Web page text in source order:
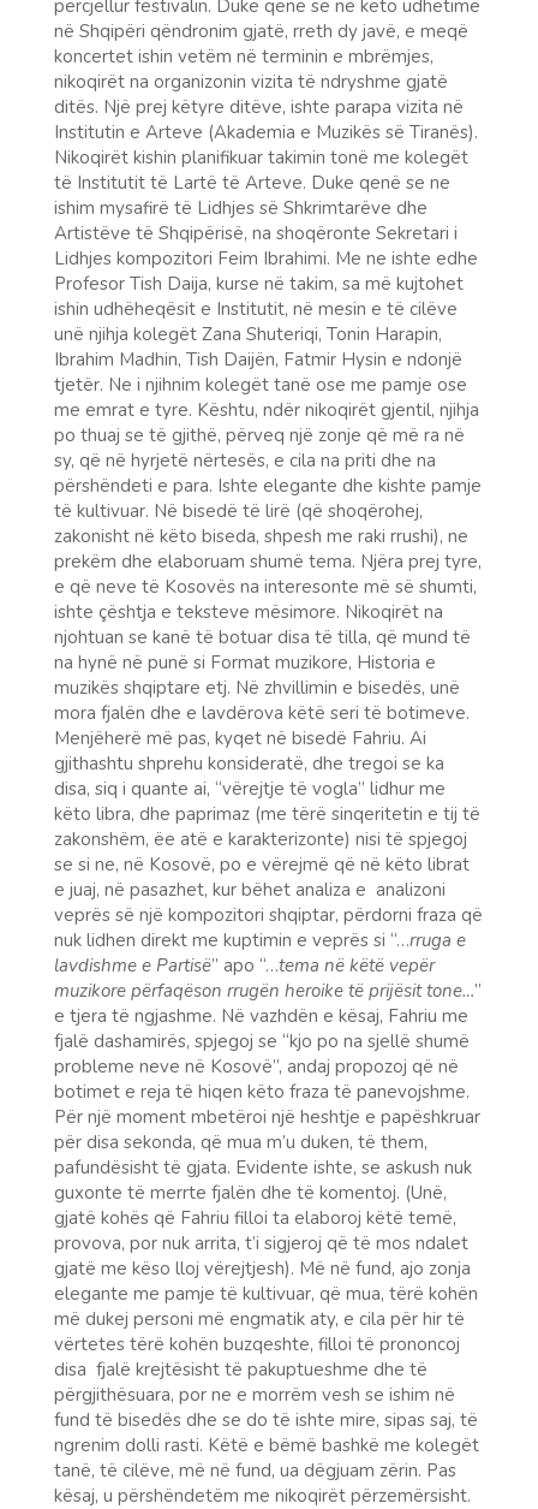
përcjellur festivalin. Duke qenë se në këto udhëtime
në Shqipëri qëndronim gjatë, rreth dy javë, e meqë
koncertet ishin vetëm në terminin e mbrëmjes,
nikoqirët na organizonin vizita të ndryshme gjatë
ditës. Një prej këtyre ditëve, ishte parapa vizita në
Institutin e Arteve (Akademia e Muzikës së Tiranës).
Nikoqirët kishin planifikuar takimin tonë me kolegët
të Institutit të Lartë të Arteve. Duke qenë se ne
ishim mysafirë të Lidhjes së Shkrimtarëve dhe
Artistëve të Shqipërisë, na shoqëronte Sekretari i
Lidhjes kompozitori Feim Ibrahimi. Me ne ishte edhe
Profesor Tish Daija, kurse në takim, sa më kujtohet
ishin udhëheqësit e Institutit, në mesin e të cilëve
unë njihja kolegët Zana Shuteriqi, Tonin Harapin,
Ibrahim Madhin, Tish Daijën, Fatmir Hysin e ndonjë
tjetër. Ne i njihnim kolegët tanë ose me pamje ose
me emrat e tyre. Kështu, ndër nikoqirët gjentil, njihja
po thuaj se të gjithë, përveq një zonje që më ra në
sy, që në hyrjetë nërtesës, e cila na priti dhe na
përshëndeti e para. Ishte elegante dhe kishte pamje
të kultivuar. Në bisedë të lirë (që shoqërohej,
zakonisht në këto biseda, shpesh me raki rrushi), ne
prekëm dhe elaboruam shumë tema. Njëra prej tyre,
e që neve të Kosovës na interesonte më së shumti,
ishte çështja e teksteve mësimore. Nikoqirët na
njohtuan se kanë të botuar disa të tilla, që mund të
na hynë në punë si Format muzikore, Historia e
muzikës shqiptare etj. Në zhvillimin e bisedës, unë
mora fjalën dhe e lavdërova këtë seri të botimeve.
Menjëherë më pas, kyqet në bisedë Fahriu. Ai
gjithashtu shprehu konsideratë, dhe tregoi se ka
disa, siq i quante ai, “vërejtje të vogla” lidhur me
këto libra, dhe paprimaz (me tërë sinqeritetin e tij të
zakonshëm, ëe atë e karakterizonte) nisi të spjegoj
se si ne, në Kosovë, po e vërejmë që në këto librat
e juaj, në pasazhet, kur bëhet analiza e analizoni
veprës së një kompozitori shqiptar, përdorni fraza që
nuk lidhen direkt me kuptimin e veprës si “…rruga e
lavdishme e Partisë” apo “…tema në këtë vepër
muzikore përfaqëson rrugën heroike të prijësit tone…”
e tjera të ngjashme. Në vazhdën e kësaj, Fahriu me
fjalë dashamirës, spjegoj se “kjo po na sjellë shumë
probleme neve në Kosovë”, andaj propozoj që në
botimet e reja të hiqen këto fraza të panevojshme.
Për një moment mbetëroi një heshtje e papëshkruar
për disa sekonda, që mua m’u duken, të them,
pafundësisht të gjata. Evidente ishte, se askush nuk
guxonte të merrte fjalën dhe të komentoj. (Unë,
gjatë kohës që Fahriu filloi ta elaboroj këtë temë,
provova, por nuk arrita, t’i sigjeroj që të mos ndalet
gjatë me këso lloj vërejtjesh). Më në fund, ajo zonja
elegante me pamje të kultivuar, që mua, tërë kohën
më dukej personi më engmatik aty, e cila për hir të
vërtetes tërë kohën buzqeshte, filloi të prononcoj
disa fjalë krejtësisht të pakuptueshme dhe të
përgjithësuara, por ne e morrëm vesh se ishim në
fund të bisedës dhe se do të ishte mire, sipas saj, të
ngrenim dolli rasti. Këtë e bëmë bashkë me kolegët
tanë, të cilëve, më në fund, ua dëgjuam zërin. Pas
kësaj, u përshëndetëm me nikoqirët përzemërsisht.